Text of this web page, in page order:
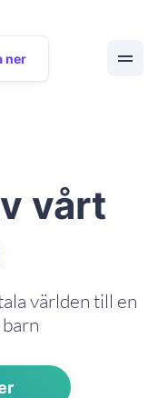
ner
vårt
världen till en